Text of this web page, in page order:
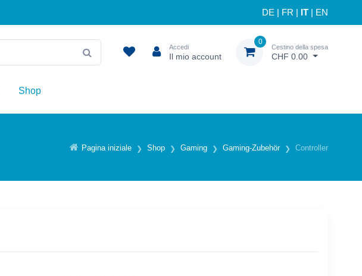
DE FR IT EN
Accedi
Il mio account
0
Cestino della spesa
CHF 0.00
Shop
Pagina iniziale Shop Gaming Gaming-Zubehör Controller